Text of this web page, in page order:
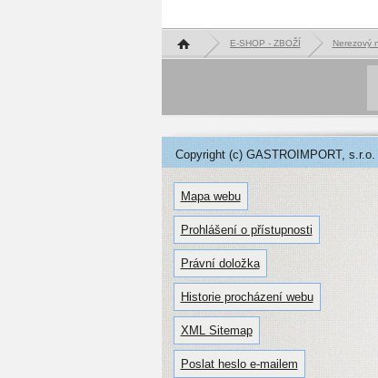
Hlavní stránka E-SHOP - ZBOŽÍ Nerezový
Copyright (c) GASTROIMPORT,
Mapa webu
Prohlášení o přístupnosti
Právní doložka
Historie procházení webu
XML Sitemap
Poslat heslo e-mailem